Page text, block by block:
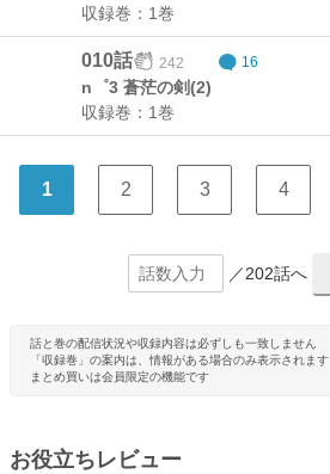
収録巻：1巻
010話 242 16
n゜3 蒼茫の剣(2)
収録巻：1巻
1 2 3 4
／202話へ
話と巻の配信状況や収録内容は必ずしも一致しません
「収録巻」の案内は、情報がある場合のみ表示されます
まとめ買いは会員限定の機能です
お役立ちレビュー